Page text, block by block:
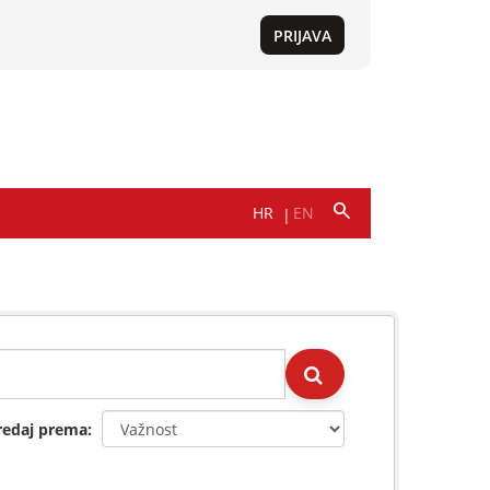
prema